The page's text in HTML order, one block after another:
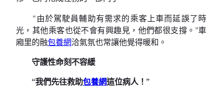
“由於駕駛員輔助有需求的乘客上車而延誤了時
光，其他乘客也從不會有興趣見，他們都很支撐。”車
廂里的融包養網洽氣氛也常讓他覺得暖和。
守護性命刻不容緩
“我們先往救助包養網這位病人！”